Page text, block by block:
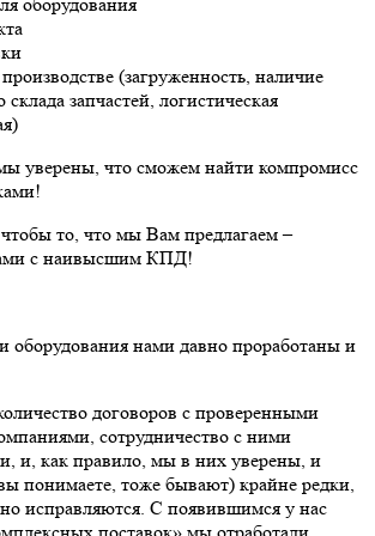
(загруженность, наличие
склада запчастей, логистическая
уверены, что сможем найти компромисс
то, что мы Вам предлагаем –
с наивысшим КПД!
оборудования нами давно проработаны и
договоров с проверенными
сотрудничество с ними
и, как правило, мы в них уверены, и
понимаете, тоже бывают) крайне редки,
исправляются. С появившимся у нас